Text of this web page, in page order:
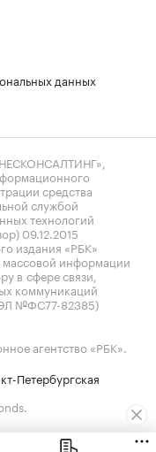
данных
средства
службой
технологий
09.12.2015
издания «РБК»
массовой информации
в сфере связи,
коммуникаций
ЭЛ №ФС77-82385)
агентство «РБК».
Петербургская